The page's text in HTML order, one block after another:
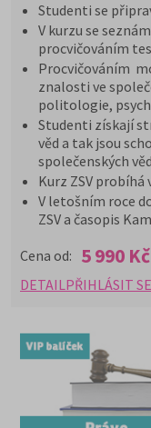
Studenti se
V kurzu se
procvičováním
Procvičováním
znalosti ve
politologie,
Studenti získají
věd a tak jsou
společenských věd
Kurz ZSV
V letošním roce
ZSV a časopis
Cena od: 5 990 Kč
DETAILPŘIHLÁSIT SE